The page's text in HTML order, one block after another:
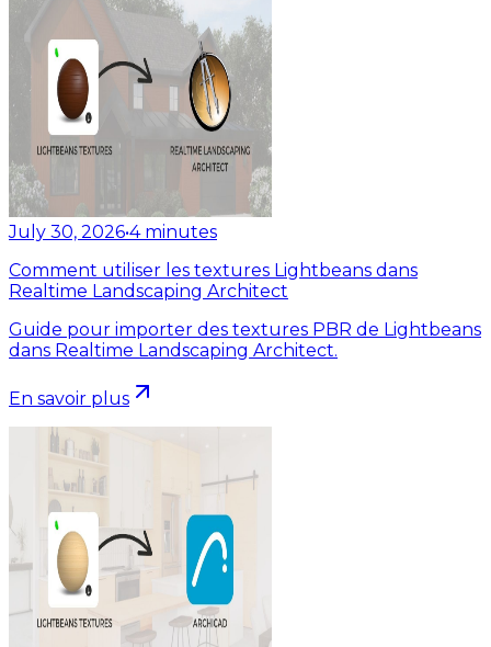
July 30, 2026•4 minutes
Comment utiliser les textures Lightbeans dans
Realtime Landscaping Architect
Guide pour importer des textures PBR de Lightbeans
dans Realtime Landscaping Architect.
En savoir plus